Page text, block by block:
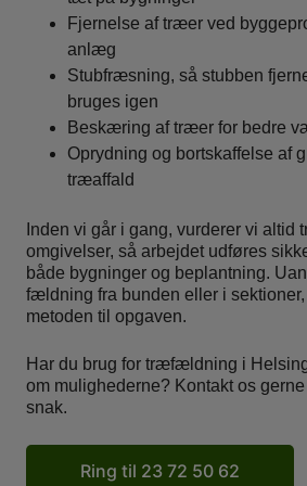
Fjernelse af træer ved
anlæg
Stubfræsning, så stubben
bruges igen
Beskæring af træer for bedre
Oprydning og bortskaffelse af
træaffald
Inden vi går i gang, vurderer vi altid
omgivelser, så arbejdet udføres
både bygninger og beplantning.
fældning fra bunden eller i
metoden til opgaven.
Har du brug for træfældning i
om mulighederne? Kontakt os
snak.
Ring til 23 72 50 62